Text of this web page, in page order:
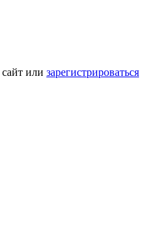
или зарегистрироваться